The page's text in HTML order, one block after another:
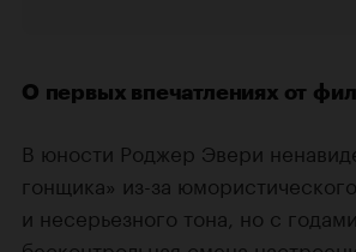
О первых впечатлениях от
В юности Роджер Эвери
гонщика» из-за юмористического
и несерьезного тона, но с годами